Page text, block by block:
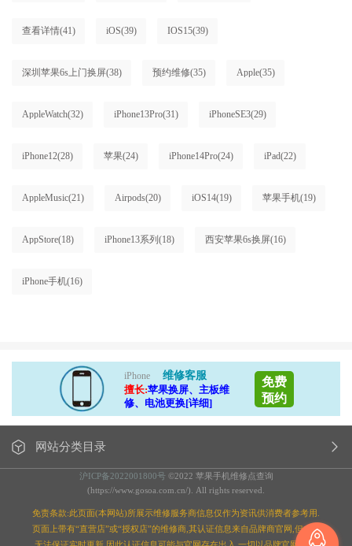
查看详情(41) iOS(39) IOS15(39)
深圳苹果6s上门换屏(38) 预约维修(35) Apple(35)
AppleWatch(32) iPhone13Pro(31) iPhoneSE3(29)
iPhone12(28) 苹果(24) iPhone14Pro(24) iPad(22)
AppleMusic(21) Airpods(20) iOS14(19) 苹果手机(19)
AppStore(18) iPhone13系列 (18) 西安苹果6s换屏(16)
iPhone手机(16)
iPhone
维修客服
擅长:苹果换屏、主板维
修、电池更换[详细]
免费
预约
网站分类目录
沪ICP备2022001800号 ©2022 苹果手机维修点查询
(https://www.gosoa.com.cn/). All rights reserved.
免责条款:此页面(本网站)所展示维修服务商信息仅作为资讯供消费者参考用.
页面上带有“直营店”或“授权店”的维修商,其认证信息来自品牌商官网,但本站